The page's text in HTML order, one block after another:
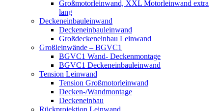
Großmotorleinwand, XXL Motorleinwand extra
lang
Deckeneinbauleinwand
Deckeneinbauleinwand
Großdeckeneinbau Leinwand
Großleinwände – BGVC1
BGVC1 Wand- Deckenmontage
BGVC1 Deckeneinbauleinwand
Tension Leinwand
Tension Großmotorleinwand
Decken-/Wandmontage
Deckeneinbau
Rückprojektion Leinwand